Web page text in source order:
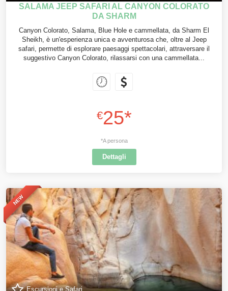
SALAMA JEEP SAFARI AL CANYON COLORATO
DA SHARM
Canyon Colorato, Salama, Blue Hole e cammellata, da Sharm El
Sheikh, è un'esperienza unica e avventurosa che, oltre al Jeep
safari, permette di esplorare paesaggi spettacolari, attraversare il
suggestivo Canyon Colorato, rilassarsi con una cammellata...
€25*
*A persona
Dettagli
NEW
Escursioni e Safari